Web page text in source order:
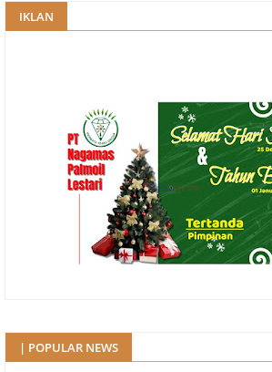
IKLAN
| POPULAR NEWS